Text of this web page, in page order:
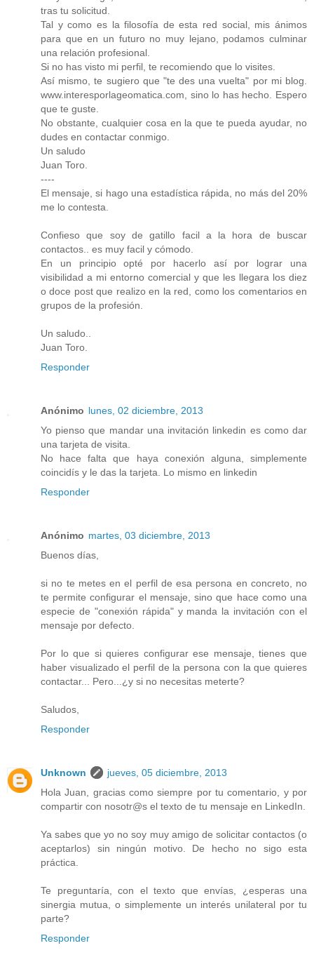
tras tu solicitud.
Tal y como es la filosofía de esta red social, mis ánimos
para que en un futuro no muy lejano, podamos culminar
una relación profesional.
Si no has visto mi perfil, te recomiendo que lo visites.
Así mismo, te sugiero que "te des una vuelta" por mi blog.
www.interesporlageomatica.com, sino lo has hecho. Espero
que te guste.
No obstante, cualquier cosa en la que te pueda ayudar, no
dudes en contactar conmigo.
Un saludo
Juan Toro.
----
El mensaje, si hago una estadística rápida, no más del 20%
me lo contesta.
Confieso que soy de gatillo facil a la hora de buscar
contactos.. es muy facil y cómodo.
En un principio opté por hacerlo así por lograr una
visibilidad a mi entorno comercial y que les llegara los diez
o doce post que realizo en la red, como los comentarios en
grupos de la profesión.
Un saludo..
Juan Toro.
Responder
Anónimo lunes, 02 diciembre, 2013
Yo pienso que mandar una invitación linkedin es como dar
una tarjeta de visita.
No hace falta que haya conexión alguna, simplemente
coincidís y le das la tarjeta. Lo mismo en linkedin
Responder
Anónimo martes, 03 diciembre, 2013
Buenos días,
si no te metes en el perfil de esa persona en concreto, no
te permite configurar el mensaje, sino que hace como una
especie de "conexión rápida" y manda la invitación con el
mensaje por defecto.
Por lo que si quieres configurar ese mensaje, tienes que
haber visualizado el perfil de la persona con la que quieres
contactar... Pero...¿y si no necesitas meterte?
Saludos,
Responder
Unknown
jueves, 05 diciembre, 2013
Hola Juan, gracias como siempre por tu comentario, y por
compartir con nosotr@s el texto de tu mensaje en LinkedIn.
Ya sabes que yo no soy muy amigo de solicitar contactos (o
aceptarlos) sin ningún motivo. De hecho no sigo esta
práctica.
Te preguntaría, con el texto que envías, ¿esperas una
sinergia mutua, o simplemente un interés unilateral por tu
parte?
Responder